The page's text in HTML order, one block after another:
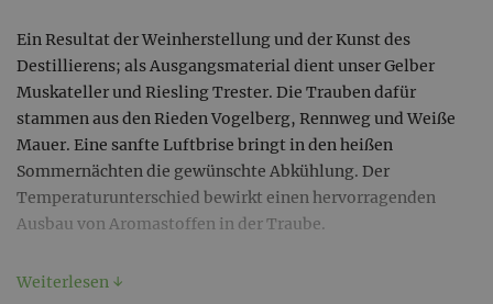
Ein Resultat der Weinherstellung und der Kunst des
Destillierens; als Ausgangsmaterial dient unser Gelber
Muskateller und Riesling Trester. Die Trauben dafür
stammen aus den Rieden Vogelberg, Rennweg und Weiße
Mauer. Eine sanfte Luftbrise bringt in den heißen
Sommernächten die gewünschte Abkühlung. Der
Temperaturunterschied bewirkt einen hervorragenden
Ausbau von Aromastoffen in der Traube.
Kostnotiz
Weiterlesen ↓